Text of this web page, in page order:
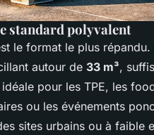
standard polyvalent
le format le plus
autour de 33 m³,
idéale pour les TPE, les
ou les événements
sites urbains ou à faible